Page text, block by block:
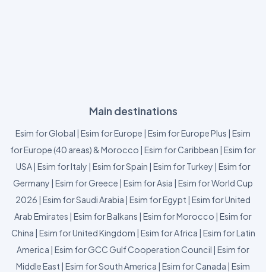
Main destinations
Esim for Global | Esim for Europe | Esim for Europe Plus | Esim
for Europe (40 areas) & Morocco | Esim for Caribbean | Esim for
USA| Esim for Italy | Esim for Spain | Esim for Turkey | Esim for
Germany | Esim for Greece | Esim for Asia | Esim for World Cup
2026 | Esim for Saudi Arabia | Esim for Egypt | Esim for United
Arab Emirates | Esim for Balkans | Esim for Morocco | Esim for
China | Esim for United Kingdom | Esim for Africa | Esim for Latin
America | Esim for GCC Gulf Cooperation Council | Esim for
Middle East | Esim for South America | Esim for Canada | Esim